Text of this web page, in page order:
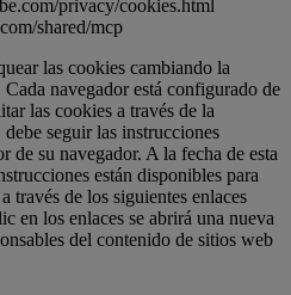
privacy/cookies.html
shared/mcp
las cookies cambiando la
navegador está configurado de
las cookies a través de la
seguir las instrucciones
de su navegador. A la fecha de esta
están disponibles para
través de los siguientes enlaces
en los enlaces se abrirá una nueva
del contenido de sitios web